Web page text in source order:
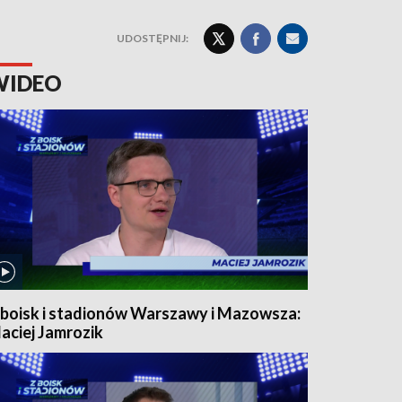
UDOSTĘPNIJ:
i stadionów Warszawy i Mazowsza:
Jamrozik